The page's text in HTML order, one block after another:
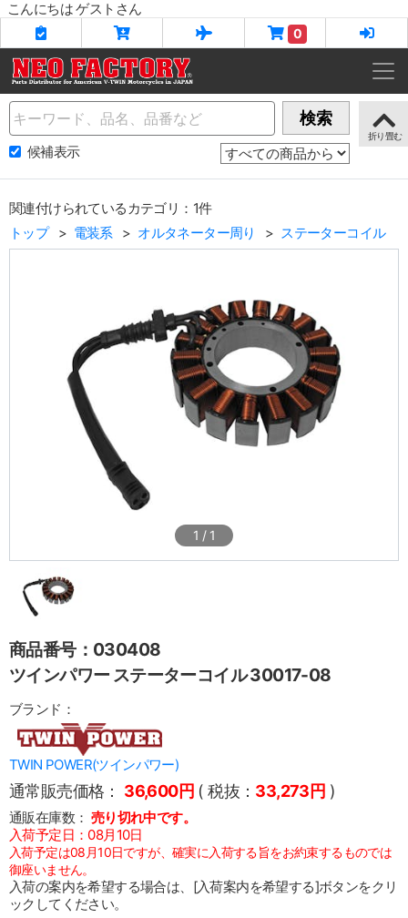
こんにちは ゲストさん
0
Name 検索
候補表示
関連付けられているカテゴリ：1件
トップ
電装系 オルタネーター周り ステーターコイル
1 / 1
商品番号：030408
ツインパワー ステーターコイル 30017-08
ブランド：
TWIN POWER(ツインパワー)
通常販売価格： 36,600円 ( 税抜： 33,273円 )
通販在庫数： 売り切れ中です。
入荷予定日：08月10日
入荷予定は08月10日ですが、確実に入荷する旨をお約束するものでは
御座いません。
入荷の案内を希望する場合は、[入荷案内を希望する]ボタンをクリ
ックしてください。